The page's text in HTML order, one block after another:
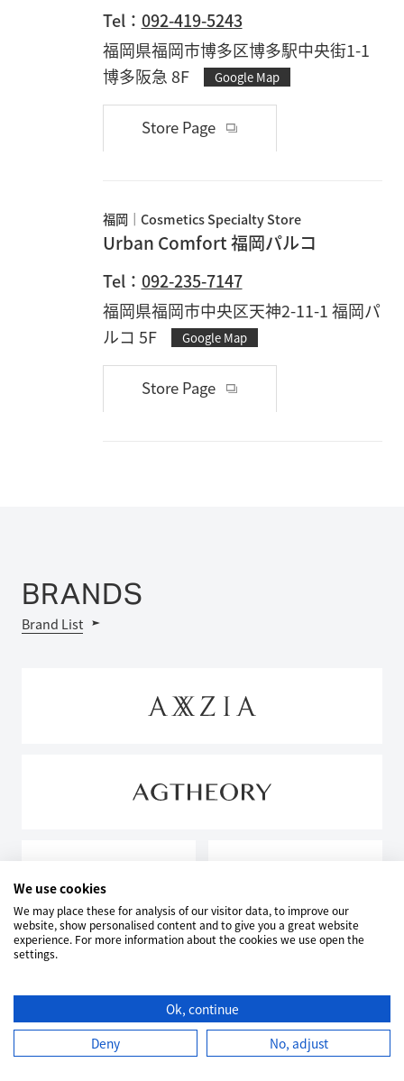
Tel： 092-419-5243
福岡県福岡市博多区博多駅中央街1-1
博多阪急 8F
Google Map
Store Page
福岡 Cosmetics Specialty Store
Urban Comfort 福岡パルコ
Tel： 092-235-7147
福岡県福岡市中央区天神2-11-1 福岡パ
ルコ 5F
Google Map
Store Page
BRANDS
Brand List
We use cookies
We may place these for analysis of our visitor data, to improve our
website, show personalised content and to give you a great website
experience. For more information about the cookies we use open the
settings.
Ok, continue
Deny
No, adjust